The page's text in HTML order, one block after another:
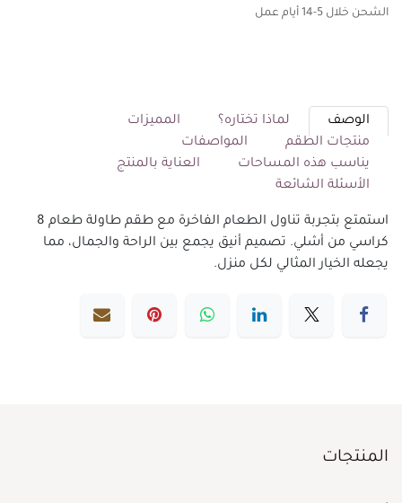
الشحن خلال 5-14 أيام عمل
الوصف لماذا تختاره؟
المميزات
منتجات الطقم
المواصفات
يناسب هذه المساحات
العناية بالمنتج
الأسئلة الشائعة
استمتع بتجربة تناول الطعام الفاخرة مع طقم طاولة طعام 8
كراسي من أشلي. تصميم أنيق يجمع بين الراحة والجمال، مما
يجعله الخيار المثالي لكل منزل.
المنتجات